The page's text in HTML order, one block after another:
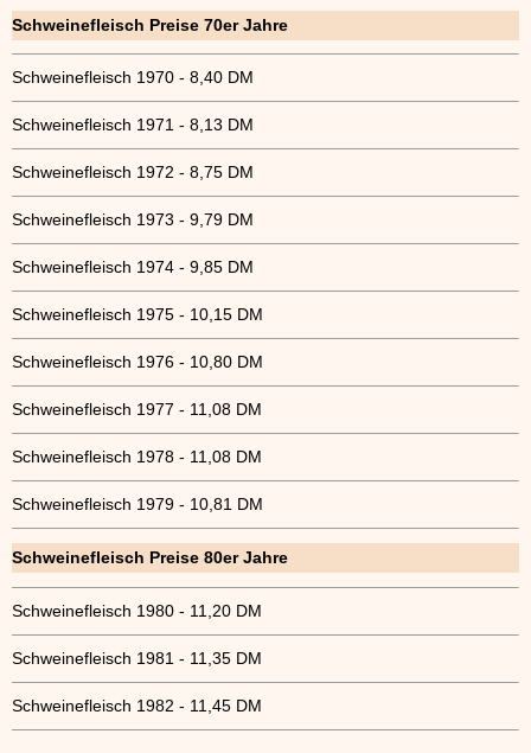
Schweinefleisch Preise 70er Jahre
Schweinefleisch 1970 - 8,40 DM
Schweinefleisch 1971 - 8,13 DM
Schweinefleisch 1972 - 8,75 DM
Schweinefleisch 1973 - 9,79 DM
Schweinefleisch 1974 - 9,85 DM
Schweinefleisch 1975 - 10,15 DM
Schweinefleisch 1976 - 10,80 DM
Schweinefleisch 1977 - 11,08 DM
Schweinefleisch 1978 - 11,08 DM
Schweinefleisch 1979 - 10,81 DM
Schweinefleisch Preise 80er Jahre
Schweinefleisch 1980 - 11,20 DM
Schweinefleisch 1981 - 11,35 DM
Schweinefleisch 1982 - 11,45 DM